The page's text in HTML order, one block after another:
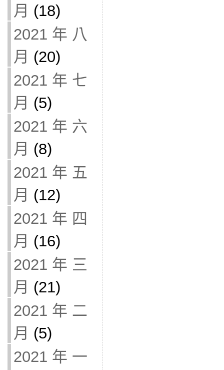
月 (18)
2021 年 八
月 (20)
2021 年 七
月 (5)
2021 年 六
月 (8)
2021 年 五
月 (12)
2021 年 四
月 (16)
2021 年 三
月 (21)
2021 年 二
月 (5)
2021 年 一